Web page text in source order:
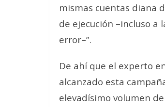
mismas cuentas diana
de ejecución –incluso
error–”.
De ahí que el experto
alcanzado esta
elevadísimo volumen